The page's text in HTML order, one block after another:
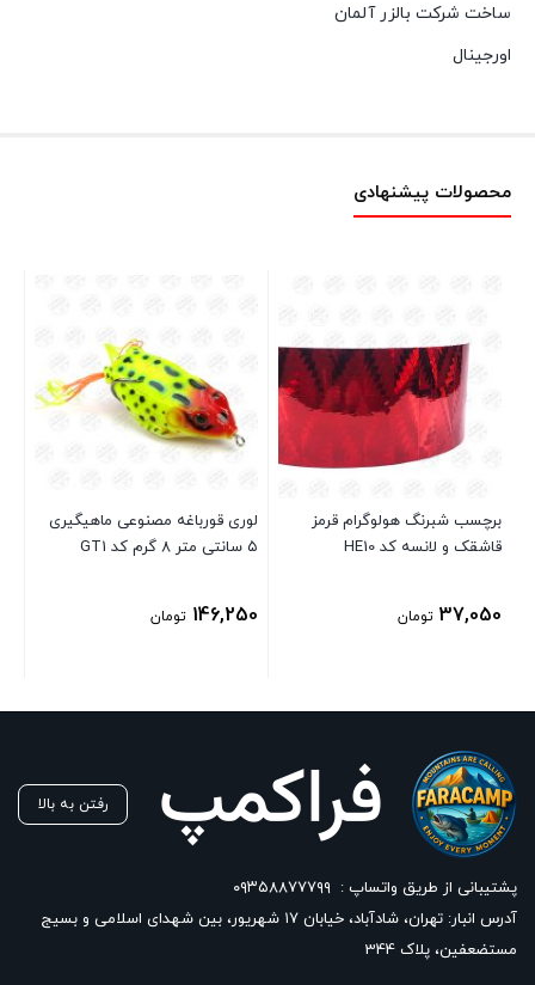
ساخت شرکت بالزر آلمان
اورجینال
محصولات پیشنهادی
برچسب شبرنگ هولوگرام قرمز
قاشقک و لانسه کد HE10
37,050 تومان
لوری قورباغه مصنوعی ماهیگیری
۵ سانتی متر ۸ گرم کد GT1
146,250 تومان
رفتن به بالا
پشتیبانی از طریق واتساپ : ۰۹۳۵۸۸۷۷۷۹۹
آدرس انبار: تهران، شادآباد، خیابان ١٧ شهریور، بین شهدای اسلامی و بسیج
مستضعفین، پلاک 344